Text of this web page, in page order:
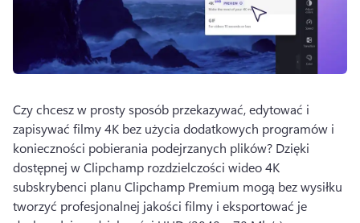
Czy chcesz w prosty sposób przekazywać, edytować i
zapisywać filmy 4K bez użycia dodatkowych programów i
konieczności pobierania podejrzanych plików? Dzięki
dostępnej w Clipchamp rozdzielczości wideo 4K
subskrybenci planu Clipchamp Premium mogą bez wysiłku
tworzyć profesjonalnej jakości filmy i eksportować je